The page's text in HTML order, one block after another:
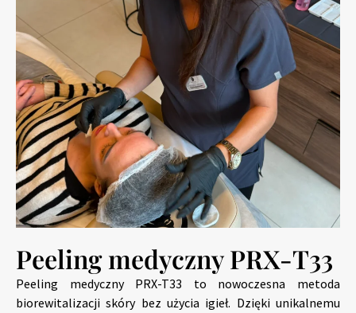
Peeling medyczny PRX-T33
Peeling medyczny PRX-T33 to nowoczesna metoda
biorewitalizacji skóry bez użycia igieł. Dzięki unikalnemu